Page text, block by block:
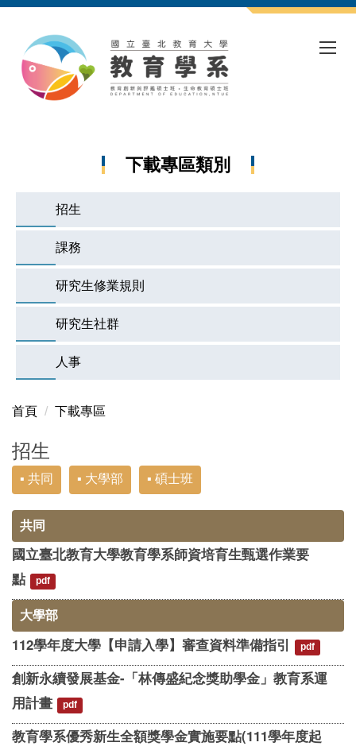
下載專區類別
招生
課務
研究生修業規則
研究生社群
人事
首頁 下載專區
招生
▪ 共同 ▪ 大學部 ▪ 碩士班
共同
國立臺北教育大學教育學系師資培育生甄選作業要
點
pdf
大學部
112學年度大學【申請入學】審查資料準備指引 pdf
創新永續發展基金-「林傳盛紀念獎助學金」教育系運
用計畫
pdf
教育學系優秀新生全額獎學金實施要點(111學年度起